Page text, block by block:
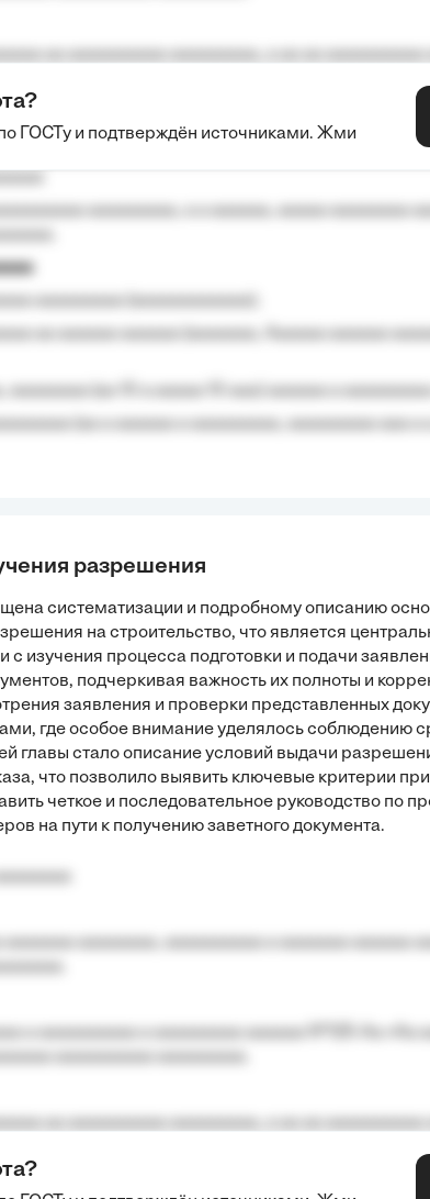
a aaa aaaaaaaaaa aaa, a aaaaaaaaaa,
ГОСТу и подтверждён источниками. Жми
разрешения
систематизации и подробному описанию
на строительство, что является
изучения процесса подготовки и подачи
подчеркивая важность их полноты и
заявления и проверки представленных
где особое внимание уделялось соблюдению
главы стало описание условий выдачи
что позволило выявить ключевые критерии
четкое и последовательное руководство по
на пути к получению заветного документа.